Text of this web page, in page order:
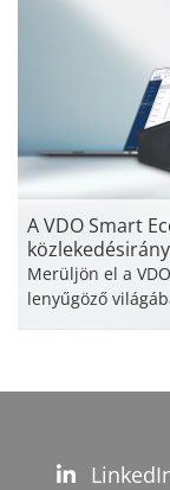
A VDO Smart
Merüljön el a
lenyűgöző